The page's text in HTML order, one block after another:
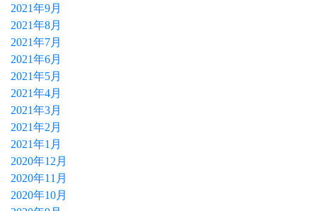
2021年9月
2021年8月
2021年7月
2021年6月
2021年5月
2021年4月
2021年3月
2021年2月
2021年1月
2020年12月
2020年11月
2020年10月